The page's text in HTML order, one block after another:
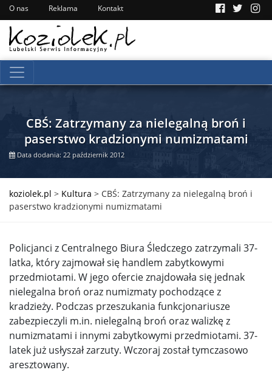
O nas Reklama Kontakt
CBŚ: Zatrzymany za nielegalną broń i
paserstwo kradzionymi numizmatami
Data dodania: 22 październik 2012
koziolek.pl > Kultura > CBŚ: Zatrzymany za nielegalną broń i
paserstwo kradzionymi numizmatami
Policjanci z Centralnego Biura Śledczego zatrzymali 37-
latka, który zajmował się handlem zabytkowymi
przedmiotami. W jego ofercie znajdowała się jednak
nielegalna broń oraz numizmaty pochodzące z
kradzieży. Podczas przeszukania funkcjonariusze
zabezpieczyli m.in. nielegalną broń oraz walizkę z
numizmatami i innymi zabytkowymi przedmiotami. 37-
latek już usłyszał zarzuty. Wczoraj został tymczasowo
aresztowany.